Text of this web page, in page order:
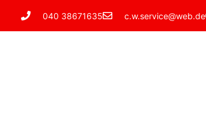
040 38671635 c.w.service@web.de